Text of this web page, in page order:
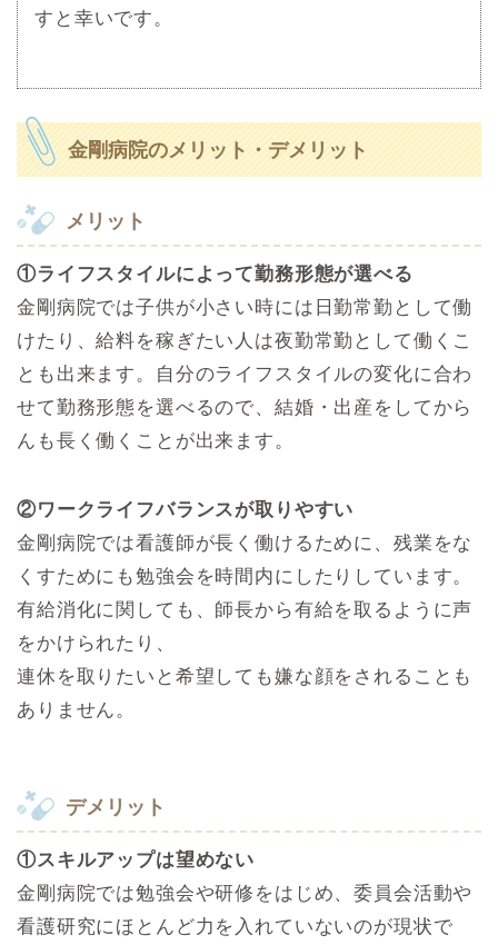
すと幸いです。
金剛病院のメリット・デメリット
メリット
①ライフスタイルによって勤務形態が選べる
金剛病院では子供が小さい時には日勤常勤として働
けたり、給料を稼ぎたい人は夜勤常勤として働くこ
とも出来ます。自分のライフスタイルの変化に合わ
せて勤務形態を選べるので、結婚・出産をしてから
んも長く働くことが出来ます。
②ワークライフバランスが取りやすい
金剛病院では看護師が長く働けるために、残業をな
くすためにも勉強会を時間内にしたりしています。
有給消化に関しても、師長から有給を取るように声
をかけられたり、
連休を取りたいと希望しても嫌な顔をされることも
ありません。
デメリット
①スキルアップは望めない
金剛病院では勉強会や研修をはじめ、委員会活動や
看護研究にほとんど力を入れていないのが現状で